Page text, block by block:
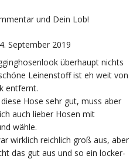
und Dein Lob!
September 2019
überhaupt nichts
Leinenstoff ist eh weit von
entfernt.
Hose sehr gut, muss aber
auch lieber Hosen mit
wähle.
wirklich reichlich groß aus, aber
das gut aus und so ein locker-